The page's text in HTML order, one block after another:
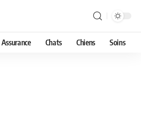
Assurance Chats Chiens Soins